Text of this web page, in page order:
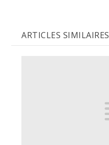
ARTICLES SIMILAIRES